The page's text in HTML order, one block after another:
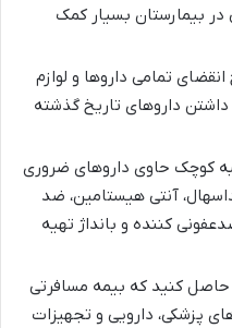
بیمارستان بسیار کمک
انقضای تمامی داروها و لوازم
داشتن داروهای تاریخ گذشته
کوچک حاوی داروهای ضروری
آنتی هیستامین، ضد
کننده و بانداژ تهیه
حاصل کنید که بیمه مسافرتی
پزشکی، دارویی و تجهیزات